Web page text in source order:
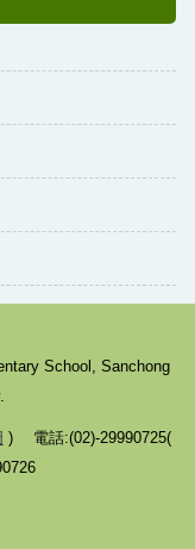
School, Sanchong
) 電話:(02)-29990725(